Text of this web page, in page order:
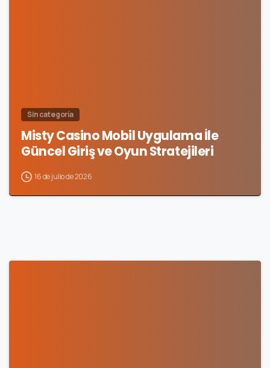
Sin categoría
Misty Casino Mobil Uygulama İle
Güncel Giriş ve Oyun Stratejileri
16 de julio de 2026